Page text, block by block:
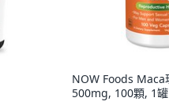
NOW Foods Maca
500mg, 100顆, 1罐